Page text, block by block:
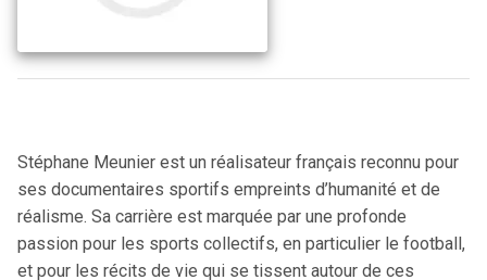
Stéphane Meunier est un réalisateur français reconnu pour
ses documentaires sportifs empreints d’humanité et de
réalisme. Sa carrière est marquée par une profonde
passion pour les sports collectifs, en particulier le football,
et pour les récits de vie qui se tissent autour de ces